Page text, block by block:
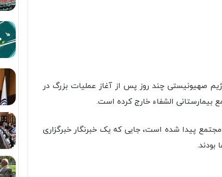
صهیونیستی چند روز پس از آغاز عملیات بزرگ در
بیمارستانی الشفاء خارج کرده است.
پیدا شده است، جایی که یک خبرنگار خبرگزاری
بودند.